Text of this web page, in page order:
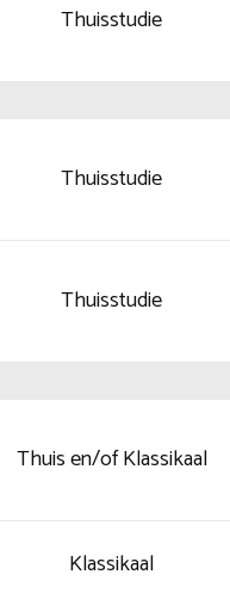
Thuisstudie
Thuisstudie
Thuisstudie
Thuis en/of Klassikaal
Klassikaal